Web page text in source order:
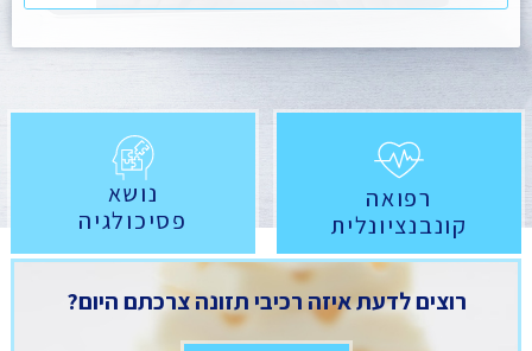
רפואה
קונבנציונלית
נושא
פסיכולגיה
רוצים לדעת איזה רכיבי תזונה צרכתם היום?